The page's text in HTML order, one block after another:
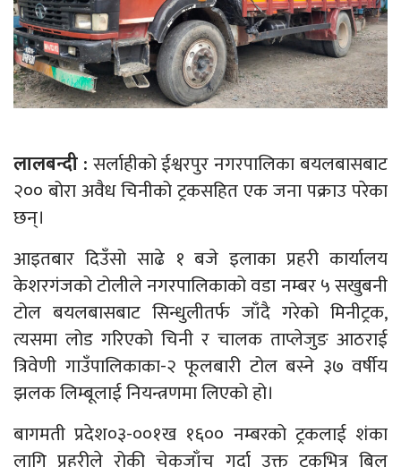
लालबन्दी : सर्लाहीको ईश्वरपुर नगरपालिका बयलबासबाट
२०० बोरा अवैध चिनीको ट्रकसहित एक जना पक्राउ परेका
छन्।
आइतबार दिउँसो साढे १ बजे इलाका प्रहरी कार्यालय
केशरगंजको टोलीले नगरपालिकाको वडा नम्बर ५ सखुबनी
टोल बयलबासबाट सिन्धुलीतर्फ जाँदै गरेको मिनीट्रक,
त्यसमा लोड गरिएको चिनी र चालक ताप्लेजुङ आठराई
त्रिवेणी गाउँपालिकाका-२ फूलबारी टोल बस्ने ३७ वर्षीय
झलक लिम्बूलाई नियन्त्रणमा लिएको हो।
बागमती प्रदेश०३-००१ख १६०० नम्बरको ट्रकलाई शंका